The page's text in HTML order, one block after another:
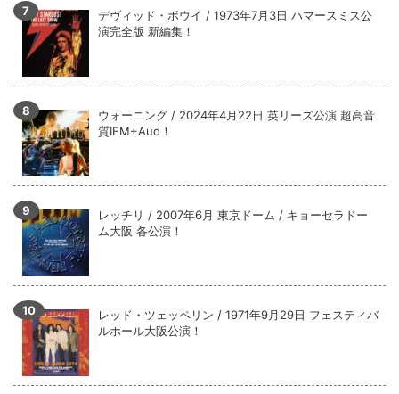
デヴィッド・ボウイ / 1973年7月3日 ハマースミス公
演完全版 新編集！
ウォーニング / 2024年4月22日 英リーズ公演 超高音
質IEM+Aud！
レッチリ / 2007年6月 東京ドーム / キョーセラドー
ム大阪 各公演！
レッド・ツェッペリン / 1971年9月29日 フェスティバ
ルホール大阪公演！